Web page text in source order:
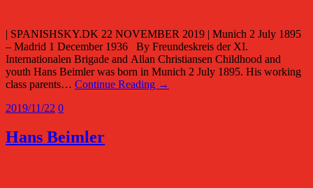
| SPANISHSKY.DK 22 NOVEMBER 2019 | Munich 2 July 1895
– Madrid 1 December 1936 By Freundeskreis der XI.
Internationalen Brigade and Allan Christiansen Childhood and
youth Hans Beimler was born in Munich 2 July 1895. His working
class parents… Continue Reading →
2019/11/22 0
Hans Beimler